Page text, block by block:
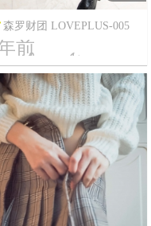
森罗财团 LOVEPLUS-005
前
7 16345